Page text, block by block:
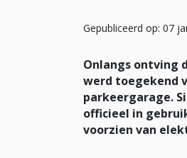
Gepubliceerd op: 07
Onlangs ontving
werd toegekend
parkeergarage.
officieel in
voorzien van